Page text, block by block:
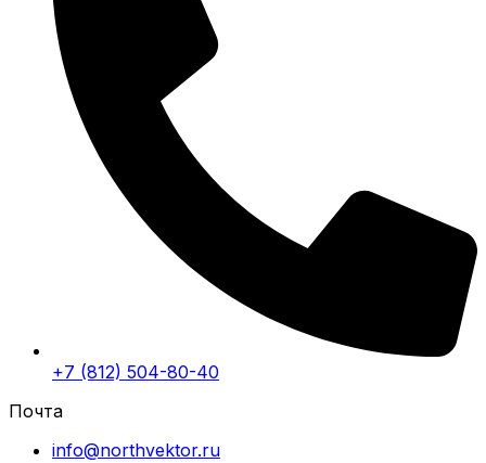
+7 (812) 504-80-40
Почта
info@northvektor.ru